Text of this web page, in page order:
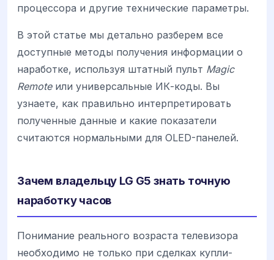
процессора и другие технические параметры.
В этой статье мы детально разберем все
доступные методы получения информации о
наработке, используя штатный пульт Magic
Remoteили универсальные ИК-коды. Вы
узнаете, как правильно интерпретировать
полученные данные и какие показатели
считаются нормальными для OLED-панелей.
Зачем владельцу LG G5 знать точную
наработку часов
Понимание реального возраста телевизора
необходимо не только при сделках купли-